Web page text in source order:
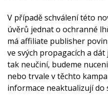
V případě schválení této
úvěrů jednat o ochranné
má affiliate publisher
ve svých propagacích a
tak neučiní, budeme
nebo trvale v těchto
informace neaktualizují do